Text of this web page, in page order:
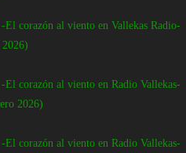
corazón al viento en Vallekas Radio-
2026)
corazón al viento en Radio Vallekas-
2026)
corazón al viento en Radio Vallekas-
despedida del disco
documentalgrabado en los